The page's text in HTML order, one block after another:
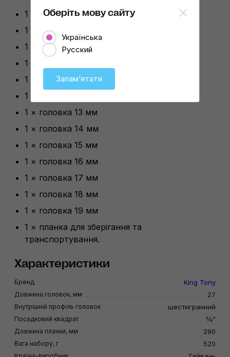
1 × головка 7 мм
1 × головка 8 мм
1 × головка 9 мм
1 × головка 10 мм
1 × головка 11 мм
1 × головка 12 мм
1 × головка 13 мм
1 × головка 14 мм
1 × головка 15 мм
1 × головка 16 мм
1 × головка 17 мм
1 × головка 18 мм
1 × головка 19 мм
1 × планка для зберігання та
транспортування.
Характеристики
Бренд King Tony
Довжина головок, мм 27
Внутрішній профіль головок шестигранний
Посадковий квадрат ⅜"
Довжина планки, мм 290
Вага набору, г 520
Оберіть мову сайту
Українська
Русский
Запамʼятати